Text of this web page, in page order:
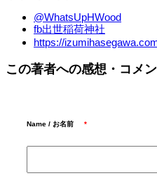
@WhatsUpHWood
fb出世稲荷神社
https://
この著者への感想・コメ
Name / お名前 *